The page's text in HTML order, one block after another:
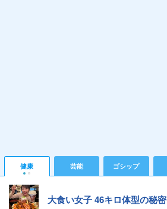
健康 芸能 ゴシップ
大食い女子 46キロ体型の秘密